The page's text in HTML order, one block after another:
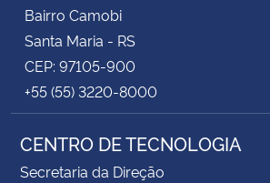
Bairro Camobi
Santa Maria - RS
CEP: 97105-900
+55 (55) 3220-8000
CENTRO DE TECNOLOGIA
Secretaria da Direção